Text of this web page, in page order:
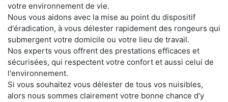
votre environnement de vie.
Nous vous aidons avec la mise au point du dispositif
d'éradication, à vous délester rapidement des rongeurs qui
submergent votre domicile ou votre lieu de travail.
Nos experts vous offrent des prestations efficaces et
sécurisées, qui respectent votre confort et aussi celui de
l'environnement.
Si vous souhaitez vous délester de tous vos nuisibles,
alors nous sommes clairement votre bonne chance d'y